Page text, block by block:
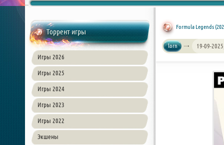
Торрент игры
Игры 2026
Игры 2025
Игры 2024
Игры 2023
Игры 2022
Экшены
Formula Legends
lorn 19-09-